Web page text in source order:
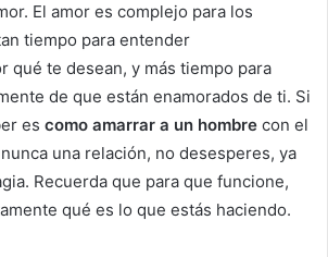
El amor es complejo para los
tiempo para entender
qué te desean, y más tiempo para
de que están enamorados de ti. Si
es como amarrar a un hombre con el
una relación, no desesperes, ya
Recuerda que para que funcione,
qué es lo que estás haciendo.